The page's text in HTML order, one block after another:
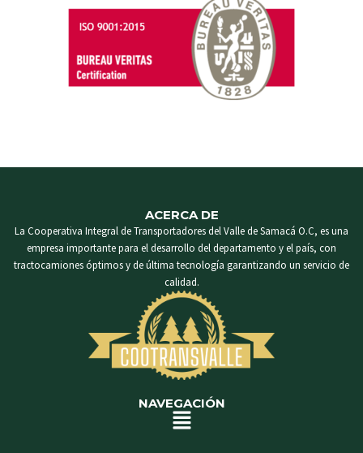
ACERCA DE
La Cooperativa Integral de Transportadores del Valle de Samacá O.C, es una
empresa importante para el desarrollo del departamento y el país, con
tractocamiones óptimos y de última tecnología garantizando un servicio de
calidad.
NAVEGACIÓN
Menú